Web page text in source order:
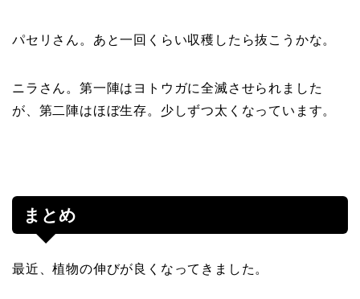
パセリさん。あと一回くらい収穫したら抜こうかな。
ニラさん。第一陣はヨトウガに全滅させられました
が、第二陣はほぼ生存。少しずつ太くなっています。
まとめ
最近、植物の伸びが良くなってきました。